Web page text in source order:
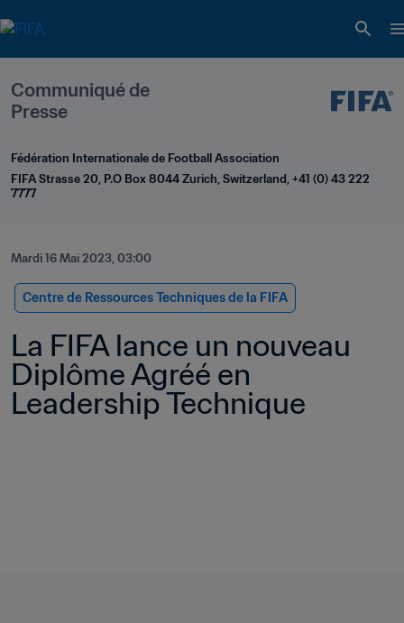
Communiqué de
Presse
Fédération Internationale de Football Association
FIFA Strasse 20, P.O Box 8044 Zurich, Switzerland, +41 (0) 43 222
7777
Mardi 16 Mai 2023, 03:00
Centre de Ressources Techniques de la FIFA
La FIFA lance un nouveau
Diplôme Agréé en
Leadership Technique